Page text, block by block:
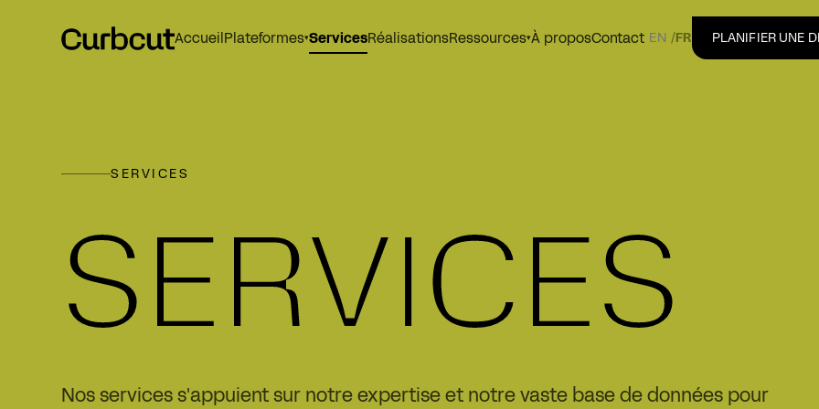
AccueilPlateformes▾ServicesRéalisationsRessources▾À proposContact EN /FR PLANIFIER UNE
SERVICES
SERVICES
Nos services s'appuient sur notre expertise et notre vaste base de données pour